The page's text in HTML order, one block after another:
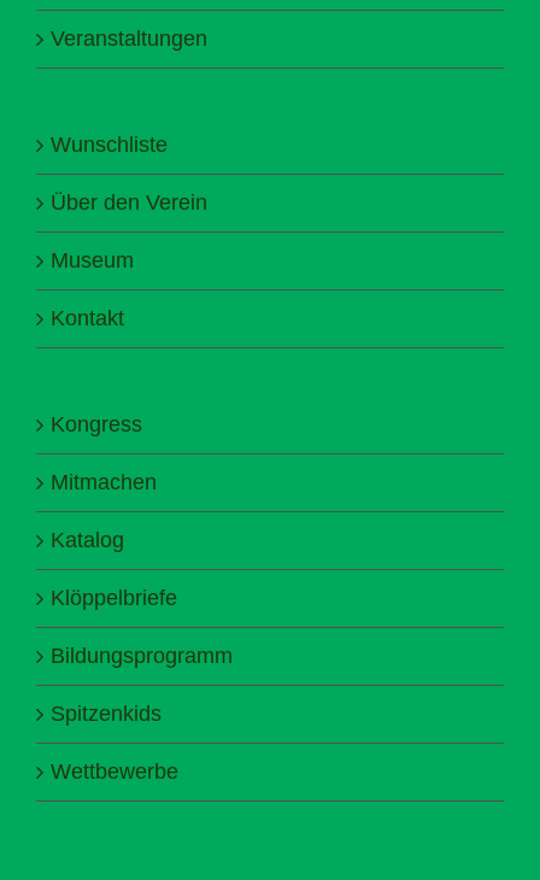
Veranstaltungen
Wunschliste
Über den Verein
Museum
Kontakt
Kongress
Mitmachen
Katalog
Klöppelbriefe
Bildungsprogramm
Spitzenkids
Wettbewerbe